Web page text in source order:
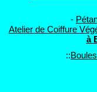
-
Atelier de Coiffure
à
::